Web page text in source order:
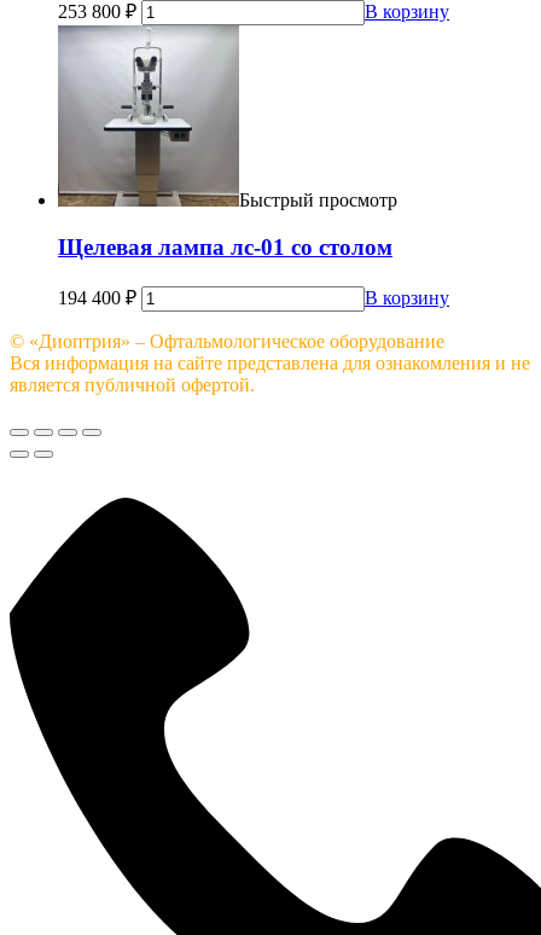
253 800 ₽ В корзину
Быстрый просмотр
Щелевая лампа лс-01 со столом
194 400 ₽ В корзину
© «Диоптрия» – Офтальмологическое оборудование
Вся информация на сайте представлена для ознакомления и не
является публичной офертой.